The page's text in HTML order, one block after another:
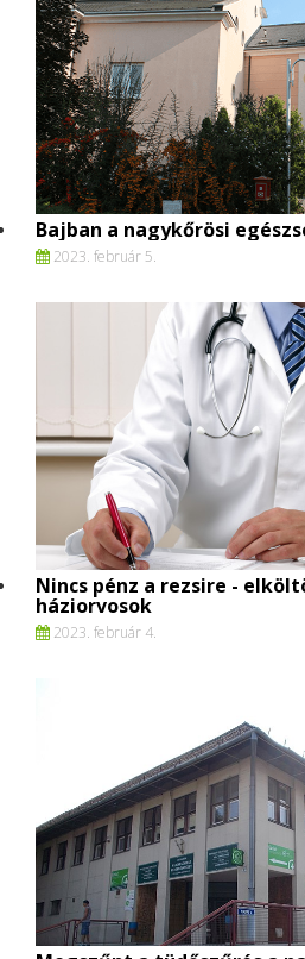
Bajban a nagykőrösi
2023. február 5.
Nincs pénz a rezsire -
háziorvosok
2023. február 4.